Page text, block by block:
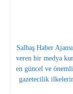
Salbaş Haber
veren bir medya
en güncel ve önemli
gazetecilik